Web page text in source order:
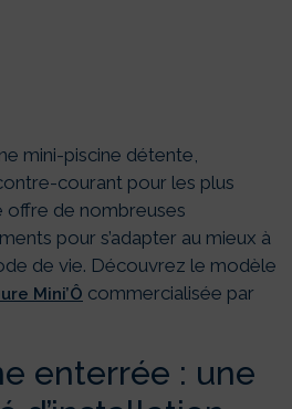
mini-piscine détente,
courant pour les plus
offre de nombreuses
pour s’adapter au mieux à
de vie. Découvrez le modèle
Mini’Ô commercialisée par
enterrée : une